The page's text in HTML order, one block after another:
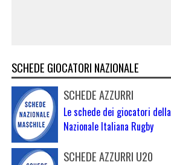
SCHEDE GIOCATORI NAZIONALE
SCHEDE AZZURRI
Le schede dei giocatori della
Nazionale Italiana Rugby
SCHEDE AZZURRI U20